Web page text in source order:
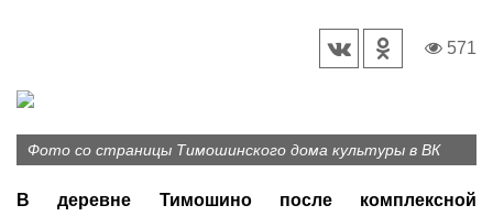
571
Фото со страницы Тимошинского дома культуры в ВК
В деревне Тимошино после комплексной